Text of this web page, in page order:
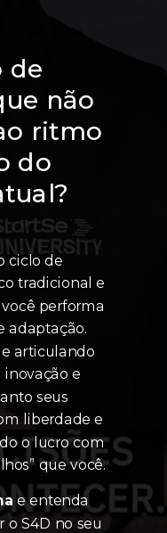
de
não
ritmo
do
ciclo de
tradicional e
performa
adaptação.
articulando
inovação e
seus
liberdade e
o lucro com
que você.
e entenda
o S4D no seu